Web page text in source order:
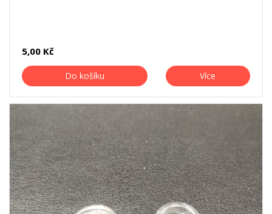
5,00 Kč
Do košíku Více